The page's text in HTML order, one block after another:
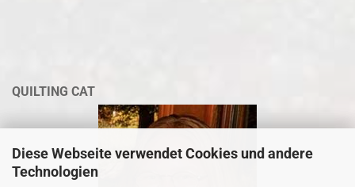
Diese Webseite verwendet Cookies und andere
Technologien
QUILTING CAT